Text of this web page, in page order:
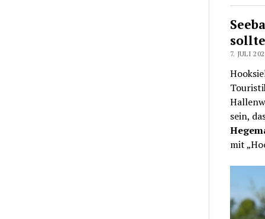
7. JULI
sein,
mit